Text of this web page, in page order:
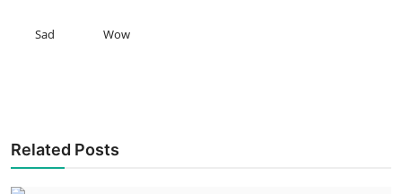
Sad Wow
Related Posts